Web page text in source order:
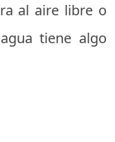
al aire libre o
tiene algo